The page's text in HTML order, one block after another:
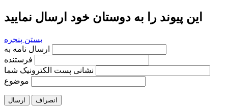
این پیوند را به دوستان خود ارسال نمایید
بستن پنجره
فرستنده
نشانی پست الکترونیک شما
موضوع
ارسال انصراف